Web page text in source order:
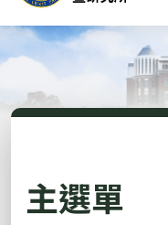
主選單